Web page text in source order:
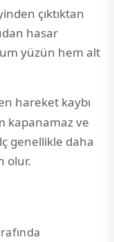
çıktıktan
hasar
yüzün hem alt
hareket kaybı
kapanamaz ve
genellikle daha
olur.